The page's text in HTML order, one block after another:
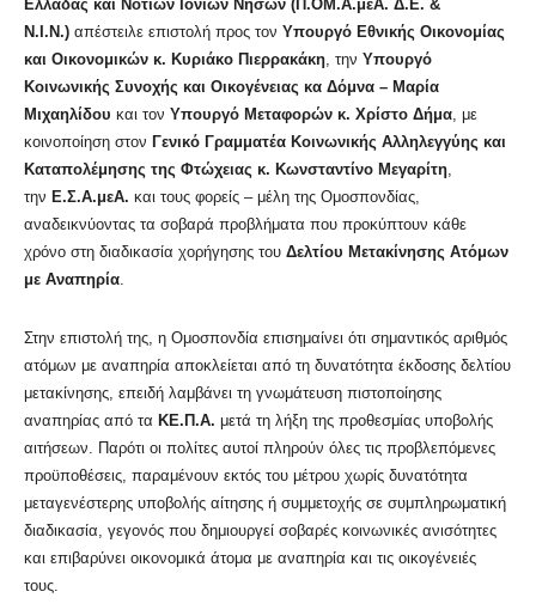
Ελλάδας και Νοτίων Ιονίων Νήσων (Π.ΟΜ.Α.μεΑ. Δ.Ε. &
Ν.Ι.Ν.) απέστειλε επιστολή προς τον Υπουργό Εθνικής Οικονομίας
και Οικονομικών κ. Κυριάκο Πιερρακάκη , την Υπουργό
Κοινωνικής Συνοχής και Οικογένειας κα Δόμνα – Μαρία
Μιχαηλίδου και τον Υπουργό Μεταφορών κ. Χρίστο Δήμα , με
κοινοποίηση στον Γενικό Γραμματέα Κοινωνικής Αλληλεγγύης και
Καταπολέμησης της Φτώχειας κ. Κωνσταντίνο Μεγαρίτη
την Ε.Σ.Α.μεΑ. και τους φορείς – μέλη της Ομοσπονδίας,
αναδεικνύοντας τα σοβαρά προβλήματα που προκύπτουν κάθε
χρόνο στη διαδικασία χορήγησης του Δελτίου Μετακίνησης Ατόμων
με Αναπηρία
Στην επιστολή της, η Ομοσπονδία επισημαίνει ότι σημαντικός αριθμός
ατόμων με αναπηρία αποκλείεται από τη δυνατότητα έκδοσης δελτίου
μετακίνησης, επειδή λαμβάνει τη γνωμάτευση πιστοποίησης
αναπηρίας από τα ΚΕ.Π.Α. μετά τη λήξη της προθεσμίας υποβολής
αιτήσεων. Παρότι οι πολίτες αυτοί πληρούν όλες τις προβλεπόμενες
προϋποθέσεις, παραμένουν εκτός του μέτρου χωρίς δυνατότητα
μεταγενέστερης υποβολής αίτησης ή συμμετοχής σε συμπληρωματική
διαδικασία, γεγονός που δημιουργεί σοβαρές κοινωνικές ανισότητες
και επιβαρύνει οικονομικά άτομα με αναπηρία και τις οικογένειές
τους.